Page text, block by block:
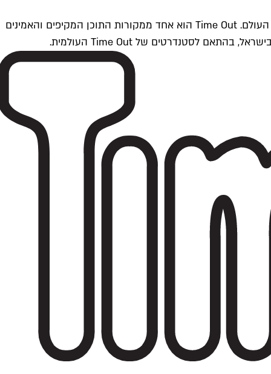
Time Outתל אביב הוא חלק מרשת Time Out Global — רשת מדיה בינלאומית הפועלת ב-360 ערים מרכזיות וב-60 מדינות ברחבי העולם. Time Out הוא אחד ממקורות התוכן המקיפים והאמינים